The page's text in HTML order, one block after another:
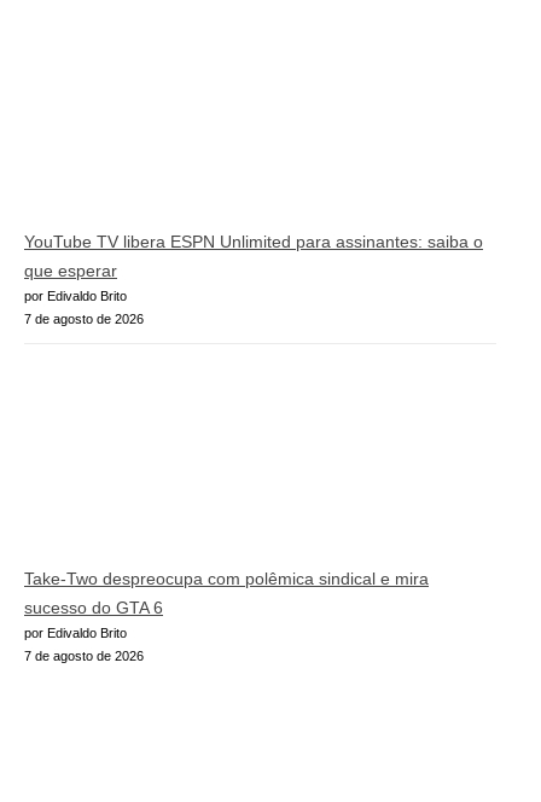
YouTube TV libera ESPN Unlimited para assinantes: saiba o
que esperar
por Edivaldo Brito
7 de agosto de 2026
Take-Two despreocupa com polêmica sindical e mira
sucesso do GTA 6
por Edivaldo Brito
7 de agosto de 2026